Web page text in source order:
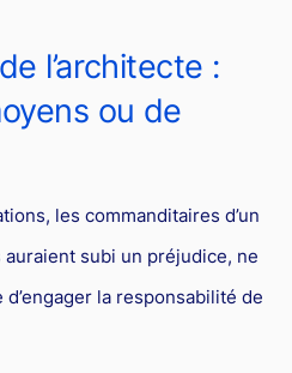
l’architecte :
ou de
les commanditaires d’un
subi un préjudice, ne
la responsabilité de